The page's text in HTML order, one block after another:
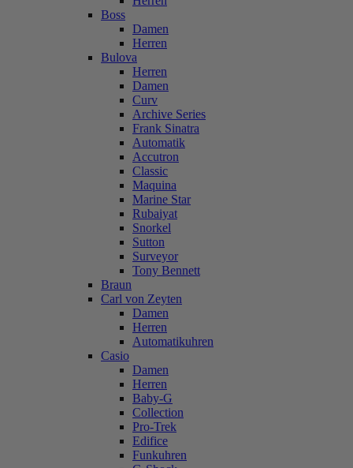
Boss
Damen
Herren
Bulova
Herren
Damen
Curv
Archive Series
Frank Sinatra
Automatik
Accutron
Classic
Maquina
Marine Star
Rubaiyat
Snorkel
Sutton
Surveyor
Tony Bennett
Braun
Carl von Zeyten
Damen
Herren
Automatikuhren
Casio
Damen
Herren
Baby-G
Collection
Pro-Trek
Edifice
Funkuhren